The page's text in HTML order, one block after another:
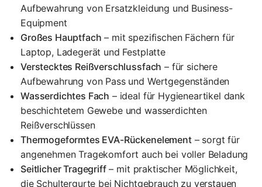
Aufbewahrung von Ersatzkleidung und Business-
Equipment
Großes Hauptfach – mit spezifischen Fächern für
Laptop, Ladegerät und Festplatte
Verstecktes Reißverschlussfach – für sichere
Aufbewahrung von Pass und Wertgegenständen
Wasserdichtes Fach – ideal für Hygieneartikel dank
beschichtetem Gewebe und wasserdichten
Reißverschlüssen
Thermogeformtes EVA-Rückenelement– sorgt für
angenehmen Tragekomfort auch bei voller Beladung
Seitlicher Tragegriff– mit praktischer Möglichkeit,
die Schultergurte bei Nichtgebrauch zu verstauen